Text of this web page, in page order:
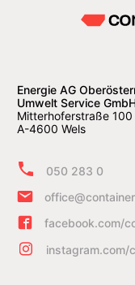
Energie AG
Umwelt Service
Mitterhoferstraße 100
A-4600 Wels
050 283 0
facebook.com/
instagram.com/